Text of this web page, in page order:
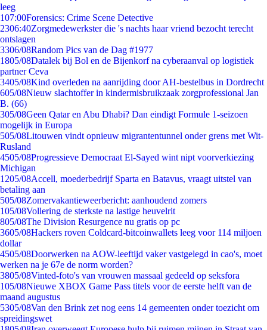
leeg
107:00Forensics: Crime Scene Detective
2306:40Zorgmedewerkster die 's nachts haar vriend bezocht terecht
ontslagen
3306/08Random Pics van de Dag #1977
1805/08Datalek bij Bol en de Bijenkorf na cyberaanval op logistiek
partner Ceva
3405/08Kind overleden na aanrijding door AH-bestelbus in Dordrecht
605/08Nieuw slachtoffer in kindermisbruikzaak zorgprofessional Jan
B. (66)
305/08Geen Qatar en Abu Dhabi? Dan eindigt Formule 1-seizoen
mogelijk in Europa
505/08Litouwen vindt opnieuw migrantentunnel onder grens met Wit-
Rusland
4505/08Progressieve Democraat El-Sayed wint nipt voorverkiezing
Michigan
1205/08Accell, moederbedrijf Sparta en Batavus, vraagt uitstel van
betaling aan
505/08Zomervakantieweerbericht: aanhoudend zomers
105/08Vollering de sterkste na lastige heuvelrit
805/08The Division Resurgence nu gratis op pc
3605/08Hackers roven Coldcard-bitcoinwallets leeg voor 114 miljoen
dollar
4505/08Doorwerken na AOW-leeftijd vaker vastgelegd in cao's, moet
werken na je 67e de norm worden?
3805/08Vinted-foto's van vrouwen massaal gedeeld op seksfora
105/08Nieuwe XBOX Game Pass titels voor de eerste helft van de
maand augustus
5305/08Van den Brink zet nog eens 14 gemeenten onder toezicht om
spreidingswet